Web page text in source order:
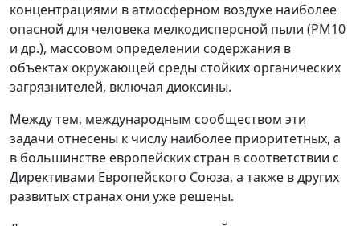
концентрациями в атмосферном воздухе наиболее
опасной для человека мелкодисперсной пыли (РМ10
и др.), массовом определении содержания в
объектах окружающей среды стойких органических
загрязнителей, включая диоксины.
Между тем, международным сообществом эти
задачи отнесены к числу наиболее приоритетных, а
в большинстве европейских стран в соответствии с
Директивами Европейского Союза, а также в других
развитых странах они уже решены.